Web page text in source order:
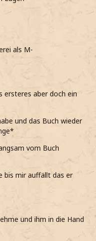
als M-
ersteres aber doch ein
und das Buch wieder
vom Buch
bis mir auffällt das er
und ihm in die Hand